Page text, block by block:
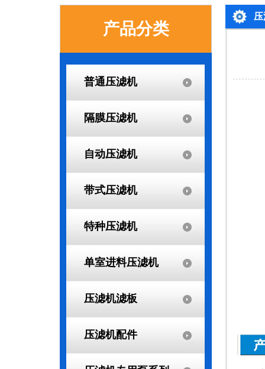
产品分类
普通压滤机
隔膜压滤机
自动压滤机
带式压滤机
特种压滤机
单室进料压滤机
压滤机滤板
压滤机配件